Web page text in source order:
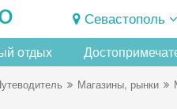
Севастополь
отдых
Магазины, рынки